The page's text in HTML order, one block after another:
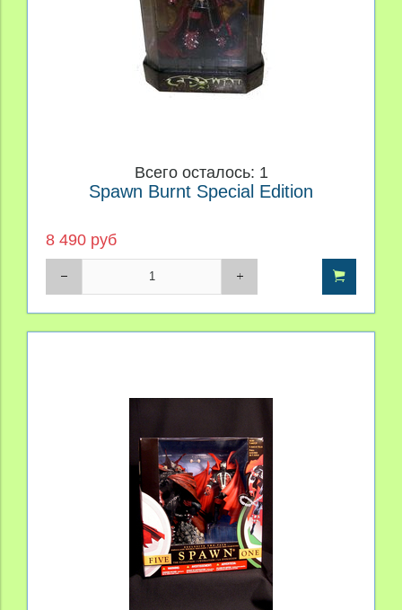
Всего осталось: 1
Spawn Burnt Special Edition
8 490 руб